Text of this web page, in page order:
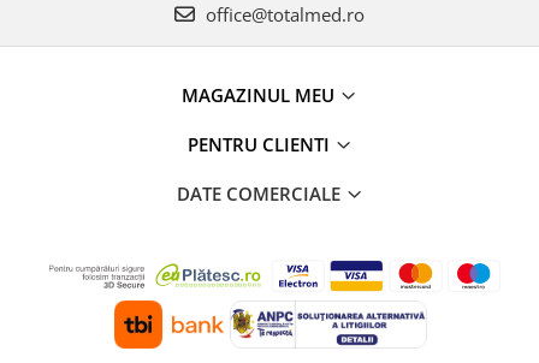
office@totalmed.ro
MAGAZINUL MEU
PENTRU CLIENTI
DATE COMERCIALE